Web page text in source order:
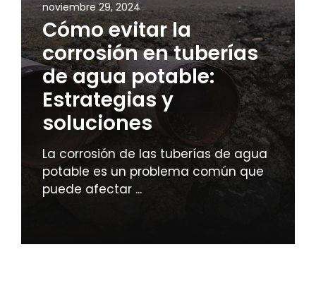
noviembre 29, 2024
Cómo evitar la
corrosión en tuberías
de agua potable:
Estrategias y
soluciones
La corrosión de las tuberías de agua
potable es un problema común que
puede afectar ...